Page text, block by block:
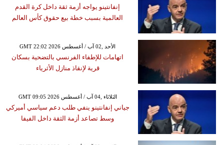
إنفانتينو يواجه أزمة ثقة داخل كرة القدم
العالمية بسبب خطة بيع حقوق كأس العالم
GMT 22:02 2026 الأحد ,02 آب / أغسطس
اتهامات للإطفاء الفرنسي بالتضحية بسكان
قرية لإنقاذ منازل الأثرياء
GMT 09:05 2026 الثلاثاء ,04 آب / أغسطس
جياني إنفانتينو ينفي طلب دعم سياسي أميركي
وسط تصاعد أزمة الثقة داخل الفيفا